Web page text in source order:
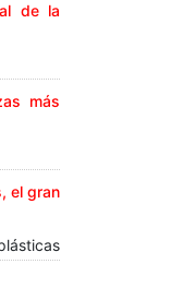
de la
más
el gran